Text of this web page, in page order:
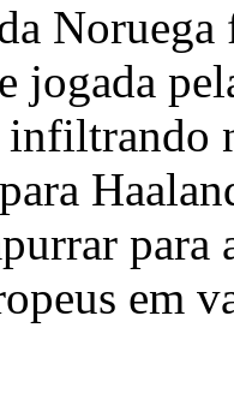
jogada
para
em